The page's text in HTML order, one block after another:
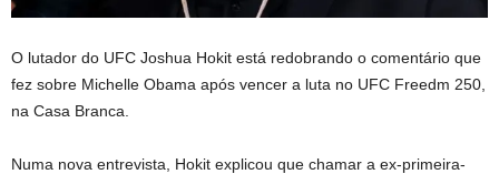
O lutador do UFC Joshua Hokit está redobrando o comentário que
fez sobre Michelle Obama após vencer a luta no UFC Freedm 250,
na Casa Branca.
Numa nova entrevista, Hokit explicou que chamar a ex-primeira-